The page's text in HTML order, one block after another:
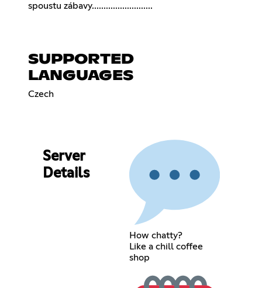
spoustu zábavy..........................
SUPPORTED
LANGUAGES
Czech
Server
Details
How chatty?
Like a chill coffee
shop